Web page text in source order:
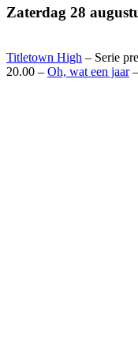
Zaterdag 28
Titletown High – Serie
20.00 – Oh, wat een jaar–